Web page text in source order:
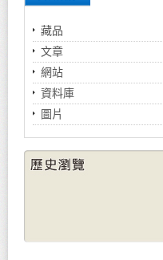
藏品
文章
網站
資料庫
圖片